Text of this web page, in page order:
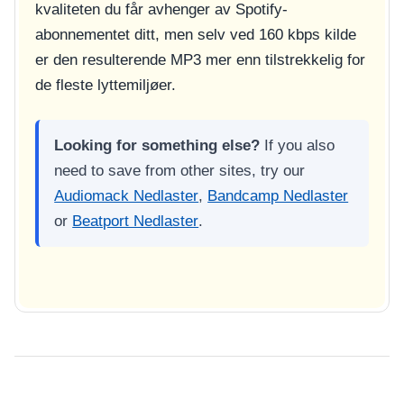
kvaliteten du får avhenger av Spotify-
abonnementet ditt, men selv ved 160 kbps kilde
er den resulterende MP3 mer enn tilstrekkelig for
de fleste lyttemiljøer.
Looking for something else? If you also
need to save from other sites, try our
Audiomack Nedlaster, Bandcamp Nedlaster
or Beatport Nedlaster.